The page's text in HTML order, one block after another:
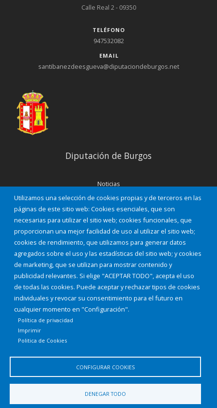
Utilizamos una selección de cookies propias y de terceros en las
páginas de este sitio web: Cookies esenciales, que son
necesarias para utilizar el sitio web; cookies funcionales, que
proporcionan una mejor facilidad de uso al utilizar el sitio web;
cookies de rendimiento, que utilizamos para generar datos
agregados sobre el uso y las estadísticas del sitio web; y cookies
de marketing, que se utilizan para mostrar contenido y
publicidad relevantes. Si elige "ACEPTAR TODO", acepta el uso
de todas las cookies. Puede aceptar y rechazar tipos de cookies
individuales y revocar su consentimiento para el futuro en
cualquier momento en "Configuración".
Política de privacidad
Imprimir
Politica de Cookies
CONFIGURAR COOKIES
DENEGAR TODO
Calle Real 2 - 09350
TELÉFONO
947532082
EMAIL
santibanezdeesgueva@diputaciondeburgos.net
Diputación de Burgos
Noticias
Eventos
Corporación Municipal
Teléfonos de interés
INICIAR SESIÓN
MAPA WEB